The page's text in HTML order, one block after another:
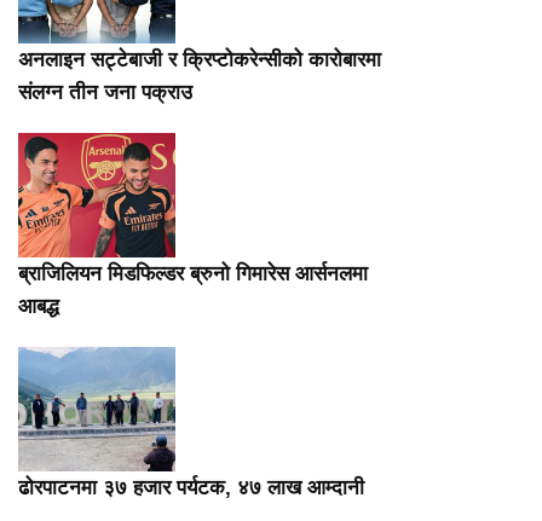
अनलाइन सट्टेबाजी र क्रिप्टोकरेन्सीको कारोबारमा
संलग्न तीन जना पक्राउ
ब्राजिलियन मिडफिल्डर ब्रुनो गिमारेस आर्सनलमा
आबद्ध
ढोरपाटनमा ३७ हजार पर्यटक, ४७ लाख आम्दानी